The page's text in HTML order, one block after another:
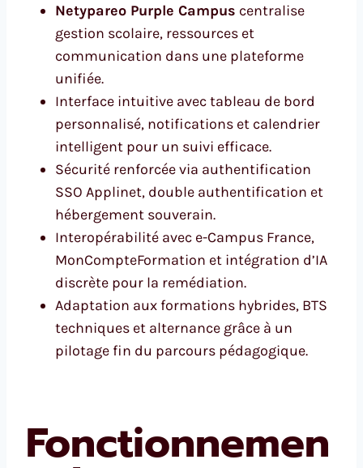
Netypareo Purple Campus centralise
gestion scolaire, ressources et
communication dans une plateforme
unifiée.
Interface intuitive avec tableau de bord
personnalisé, notifications et calendrier
intelligent pour un suivi efficace.
Sécurité renforcée via authentification
SSO Applinet, double authentification et
hébergement souverain.
Interopérabilité avec e-Campus France,
MonCompteFormation et intégration d’IA
discrète pour la remédiation.
Adaptation aux formations hybrides, BTS
techniques et alternance grâce à un
pilotage fin du parcours pédagogique.
Fonctionnemen